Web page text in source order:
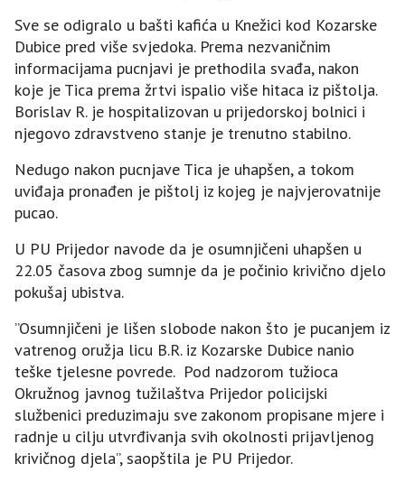
Sve se odigralo u bašti kafića u Knežici kod Kozarske
Dubice pred više svjedoka. Prema nezvaničnim
informacijama pucnjavi je prethodila svađa, nakon
koje je Tica prema žrtvi ispalio više hitaca iz pištolja.
Borislav R. je hospitalizovan u prijedorskoj bolnici i
njegovo zdravstveno stanje je trenutno stabilno.
Nedugo nakon pucnjave Tica je uhapšen, a tokom
uviđaja pronađen je pištolj iz kojeg je najvjerovatnije
pucao.
U PU Prijedor navode da je osumnjičeni uhapšen u
22.05 časova zbog sumnje da je počinio krivično djelo
pokušaj ubistva.
”Osumnjičeni je lišen slobode nakon što je pucanjem iz
vatrenog oružja licu B.R. iz Kozarske Dubice nanio
teške tjelesne povrede. Pod nadzorom tužioca
Okružnog javnog tužilaštva Prijedor policijski
službenici preduzimaju sve zakonom propisane mjere i
radnje u cilju utvrđivanja svih okolnosti prijavljenog
krivičnog djela”, saopštila je PU Prijedor.